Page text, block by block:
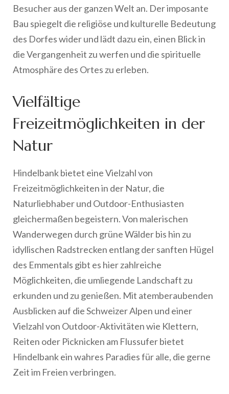
Besucher aus der ganzen Welt an. Der imposante
Bau spiegelt die religiöse und kulturelle Bedeutung
des Dorfes wider und lädt dazu ein, einen Blick in
die Vergangenheit zu werfen und die spirituelle
Atmosphäre des Ortes zu erleben.
Vielfältige
Freizeitmöglichkeiten in der
Natur
Hindelbank bietet eine Vielzahl von
Freizeitmöglichkeiten in der Natur, die
Naturliebhaber und Outdoor-Enthusiasten
gleichermaßen begeistern. Von malerischen
Wanderwegen durch grüne Wälder bis hin zu
idyllischen Radstrecken entlang der sanften Hügel
des Emmentals gibt es hier zahlreiche
Möglichkeiten, die umliegende Landschaft zu
erkunden und zu genießen. Mit atemberaubenden
Ausblicken auf die Schweizer Alpen und einer
Vielzahl von Outdoor-Aktivitäten wie Klettern,
Reiten oder Picknicken am Flussufer bietet
Hindelbank ein wahres Paradies für alle, die gerne
Zeit im Freien verbringen.